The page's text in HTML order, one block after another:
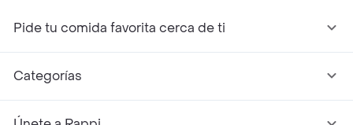
Pide tu comida favorita cerca de ti
Categorías